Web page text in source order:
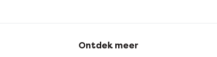
Ontdek meer